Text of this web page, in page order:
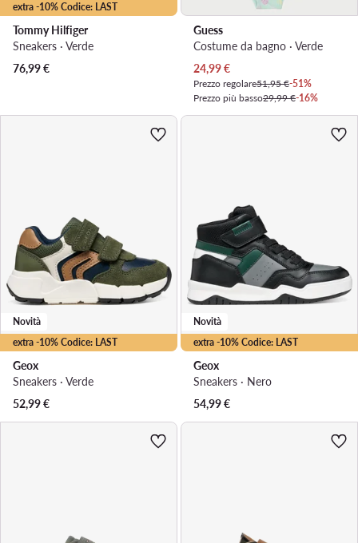
extra -10% Codice: LAST
Tommy Hilfiger
Sneakers · Verde
76,99€
Guess
Costume da bagno · Verde
Prezzo attuale
24,99€
Prezzo regolare51,95 €-51%
Prezzo più basso29,99 €-16%
extra -10% Codice: LAST
Novità
Geox
Sneakers · Verde
52,99€
extra -10% Codice: LAST
Novità
Geox
Sneakers · Nero
54,99€